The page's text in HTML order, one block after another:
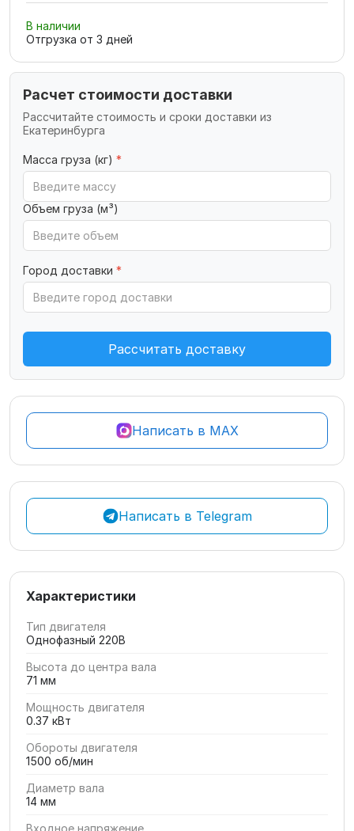
В наличии
Отгрузка от 3 дней
Расчет стоимости доставки
Рассчитайте стоимость и сроки доставки из
Екатеринбурга
Масса груза (кг) *
Объем груза (м³)
Город доставки *
Рассчитать доставку
Написать в MAX
Написать в Telegram
Характеристики
Тип двигателя
Однофазный 220В
Высота до центра вала
71 мм
Мощность двигателя
0.37 кВт
Обороты двигателя
1500 об/мин
Диаметр вала
14 мм
Входное напряжение